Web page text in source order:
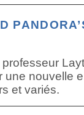
une nouvelle
et variés.